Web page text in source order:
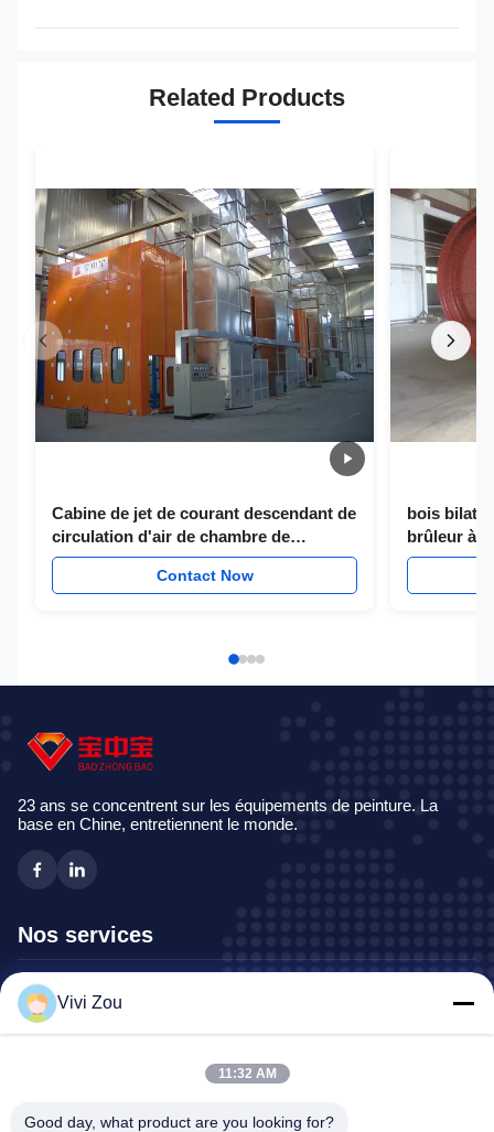
Related Products
Cabine de jet de courant descendant de
circulation d'air de chambre de
peinture d'autobus pleine pour le
Contact Now
bois
brûleur à
cabine de
23 ans se concentrent sur les équipements de peinture. La
base en Chine, entretiennent le monde.
Nos services
Chaîne de production de peinture de véhicule
Ligne de peinture des véhicules à moteur
Vivi Zou
11:32 AM
Good day, what product are you looking for?